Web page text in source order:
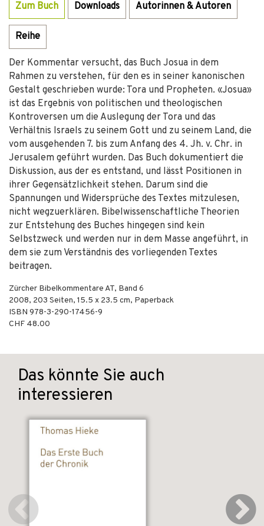
Zum Buch Downloads Autorinnen & Autoren
Reihe
Der Kommentar versucht, das Buch Josua in dem
Rahmen zu verstehen, für den es in seiner kanonischen
Gestalt geschrieben wurde: Tora und Propheten. «Josua»
ist das Ergebnis von politischen und theologischen
Kontroversen um die Auslegung der Tora und das
Verhältnis Israels zu seinem Gott und zu seinem Land, die
vom ausgehenden 7. bis zum Anfang des 4. Jh. v. Chr. in
Jerusalem geführt wurden. Das Buch dokumentiert die
Diskussion, aus der es entstand, und lässt Positionen in
ihrer Gegensätzlichkeit stehen. Darum sind die
Spannungen und Widersprüche des Textes mitzulesen,
nicht wegzuerklären. Bibelwissenschaftliche Theorien
zur Entstehung des Buches hingegen sind kein
Selbstzweck und werden nur in dem Masse angeführt, in
dem sie zum Verständnis des vorliegenden Textes
beitragen.
Zürcher Bibelkommentare AT, Band 6
2008, 203 Seiten, 15.5 x 23.5 cm, Paperback
ISBN 978-3-290-17456-9
CHF 48.00
Das könnte Sie auch
interessieren